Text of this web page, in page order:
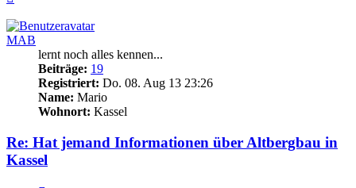
MAB
lernt noch alles kennen...
Beiträge: 19
Registriert: Do. 08. Aug 13 23:26
Name: Mario
Wohnort: Kassel
Re: Hat jemand Informationen über Altbergbau in
Kassel